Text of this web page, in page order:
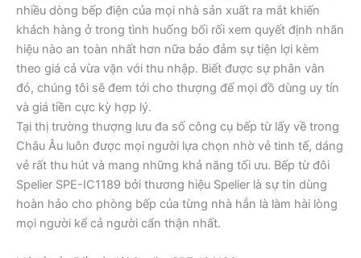
nhiều dòng bếp điện của mọi nhà sản xuất ra mắt khiến
khách hàng ở trong tình huống bối rối xem quyết định nhãn
hiệu nào an toàn nhất hơn nữa bảo đảm sự tiện lợi kèm
theo giá cả vừa vặn với thu nhập. Biết được sự phân vân
đó, chúng tôi sẽ đem tới cho thượng đế mọi đồ dùng uy tín
và giá tiền cực kỳ hợp lý.
Tại thị trường thượng lưu đa số công cụ bếp từ lấy về trong
Châu Âu luôn được mọi người lựa chọn nhờ vẻ tinh tế, dáng
vẻ rất thu hút và mang những khả năng tối ưu. Bếp từ đôi
Spelier SPE-IC1189 bởi thương hiệu Spelier là sự tin dùng
hoàn hảo cho phòng bếp của từng nhà hẳn là làm hài lòng
mọi người kể cả người cẩn thận nhất.